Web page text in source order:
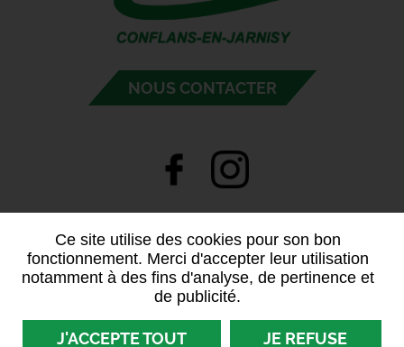
Ce site utilise des cookies pour son bon
fonctionnement. Merci d'accepter leur utilisation
notamment à des fins d'analyse, de pertinence et
de publicité.
J'ACCEPTE TOUT JE REFUSE
NOUS CONTACTER